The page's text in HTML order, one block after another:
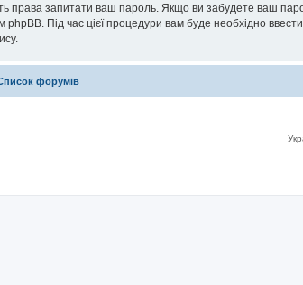
права запитати ваш пароль. Якщо ви забудете ваш
phpBB. Під час цієї процедури вам буде необхідно
форумів